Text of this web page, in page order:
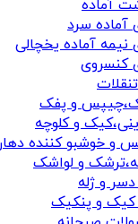
آماده
آماده سرد
نیمه آماده یخچالی
کنسروی
و پفک
و کلوچه
و خوشبو کننده
و لواشک
دسر و ژله
کیک و پنکیک